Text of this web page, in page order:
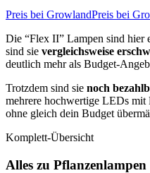
Preis bei GrowlandPreis bei
Die “Flex II” Lampen sind hier
sind sie vergleichsweise
deutlich mehr als Budget-
Trotzdem sind sie noch
mehrere hochwertige LEDs
ohne gleich dein Budget
Komplett-Übersicht
Alles zu Pflanzenlampen